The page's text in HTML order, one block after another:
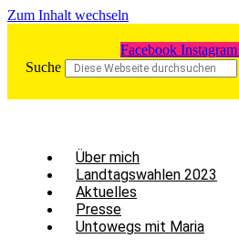
Zum Inhalt wechseln
Facebook Instagram
Suche
Über mich
Land­tags­wah­len 2023
Aktu­el­les
Pres­se
Unto­wegs mit Maria